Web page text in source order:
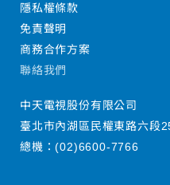
隱私權條款
免責聲明
商務合作方案
聯絡我們
中天電視股份有限公司
臺北市內湖區民權東路六段
總機：(02)6600-7766